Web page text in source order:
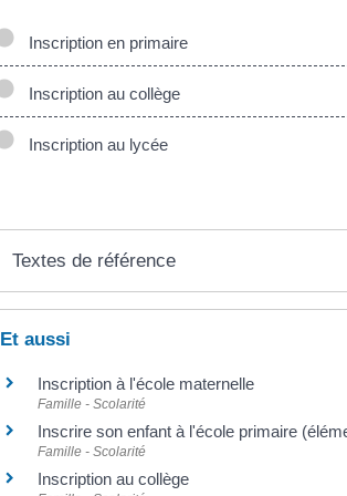
Inscription en primaire
Inscription au collège
Inscription au lycée
Textes de référence
Et aussi
Inscription à l'école maternelle
Famille - Scolarité
Inscrire son enfant à l'école primaire
Famille - Scolarité
Inscription au collège